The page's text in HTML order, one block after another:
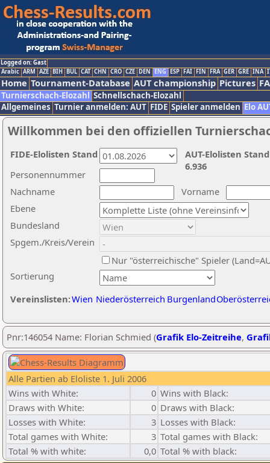
Logged on: Gast
Arabic ARM AZE BIH BUL CAT CHN CRO CZE DEN ENG ESP FAI FIN FRA GER GRE INA
Home Tournament-Database AUT championship Pictures
Turnierschach-Elozahl Schnellschach-Elozahl
Allgemeines Turnier anmelden: AUT FIDE Spieler anmelden Elo
Willkommen bei den offiziellen
Nachname
Vorname
Ebene
Sortierung
Personennummer
Bundesland
Spgem./Kreis/Verein
Nur "österreichische" Spieler
Vereinslisten:Wien Niederösterreich Burgenland
AUT-Elolisten
6.936
FIDE-Elolisten Stand
Pnr:146054 Name: Florian Schmied (Grafik Elo-Zeitreihe,
Alle Partien ab Eloliste 1. Juli 2006
Wins with White:
0 Wins with Black:
Draws with White:
0 Draws with Black:
Losses with White:
3 Losses with Black:
Total games with White:
3 Total games with Black:
Total % with white:
0,0 Total % with black: